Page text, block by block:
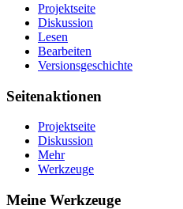
Projektseite
Diskussion
Lesen
Bearbeiten
Versionsgeschichte
Seitenaktionen
Projektseite
Diskussion
Mehr
Werkzeuge
Meine Werkzeuge